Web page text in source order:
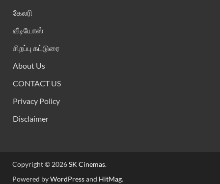
கேலரி
வீடியோஸ்
சிறப்பு கட்டுரை
About Us
CONTACT US
Privacy Policy
Disclaimer
Copyright © 2026SK Cinemas.
Powered byWordPressand HitMag.